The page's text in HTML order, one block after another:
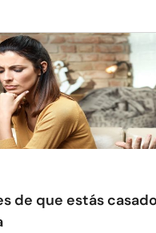
de que estás